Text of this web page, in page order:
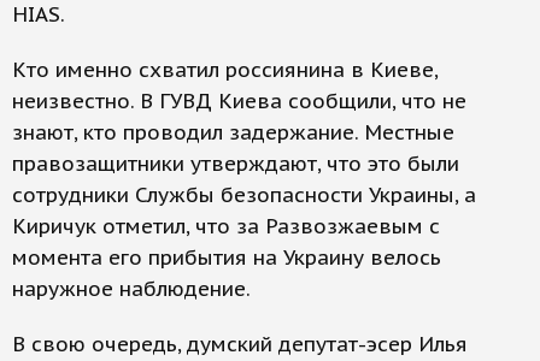
HIAS.
Кто именно схватил россиянина в Киеве,
неизвестно. В ГУВД Киева сообщили, что не
знают, кто проводил задержание. Местные
правозащитники утверждают, что это были
сотрудники Службы безопасности Украины, а
Киричук отметил, что за Развозжаевым с
момента его прибытия на Украину велось
наружное наблюдение.
В свою очередь, думский депутат-эсер Илья